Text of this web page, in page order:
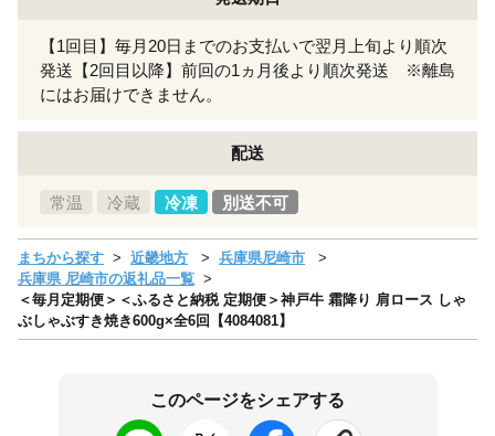
【1回目】毎月20日までのお支払いで翌月上旬より順次
発送【2回目以降】前回の1ヵ月後より順次発送 ※離島
にはお届けできません。
配送
常温 冷蔵 冷凍 別送不可
まちから探す 近畿地方
兵庫県尼崎市
兵庫県 尼崎市の返礼品一覧
＜毎月定期便＞＜ふるさと納税 定期便＞神戸牛 霜降り 肩ロース しゃ
ぶしゃぶすき焼き600g×全6回【4084081】
このページをシェアする